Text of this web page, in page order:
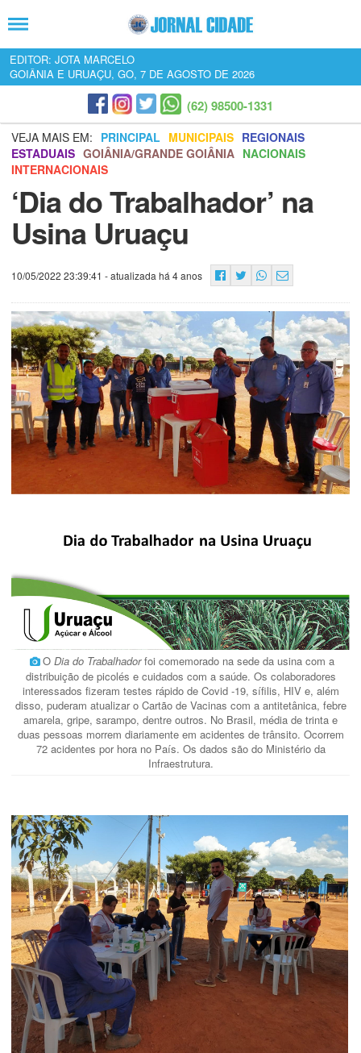
EDITOR: JOTA MARCELO
GOIÂNIA E URUAÇU, GO, 7 DE AGOSTO DE 2026
(62) 98500-1331
VEJA MAIS EM: PRINCIPAL MUNICIPAIS REGIONAIS
ESTADUAIS GOIÂNIA/GRANDE GOIÂNIA NACIONAIS
INTERNACIONAIS
‘Dia do Trabalhador’ na
Usina Uruaçu
10/05/2022 23:39:41 - atualizada há 4 anos
O Dia do Trabalhadorfoi comemorado na sede da usina com a
distribuição de picolés e cuidados com a saúde. Os colaboradores
interessados fizeram testes rápido de Covid -19, sífilis, HIV e, além
disso, puderam atualizar o Cartão de Vacinas com a antitetânica, febre
amarela, gripe, sarampo, dentre outros. No Brasil, média de trinta e
duas pessoas morrem diariamente em acidentes de trânsito. Ocorrem
72 acidentes por hora no País. Os dados são do Ministério da
Infraestrutura.